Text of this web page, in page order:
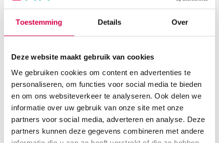
Toestemming Details Over
Deze website maakt gebruik van cookies
We gebruiken cookies om content en advertenties te
personaliseren, om functies voor social media te bieden
en om ons websiteverkeer te analyseren. Ook delen we
informatie over uw gebruik van onze site met onze
partners voor social media, adverteren en analyse. Deze
partners kunnen deze gegevens combineren met andere
Juvéderm Voluma (2 x 1ml)
ALLERGAN
2 sets, 1 ml, 27G x ½"